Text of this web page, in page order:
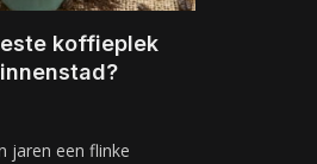
koffieplek
jaren een flinke